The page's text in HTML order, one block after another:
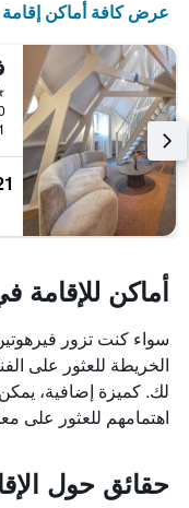
الليلة
عُثر
عليه
خلال
آخر
3
أيام
عرض كافة أماكن إقامة 15
4
1.1
أماكن للإقامة
سواء كنت تزور
الخريطة للعثور على
لك. كميزة إضافية،
اهتمامهم للعثور على
حقائق حول